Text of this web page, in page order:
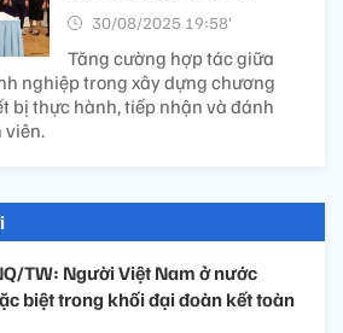
30/08/2025 19:58’
Tăng cường hợp tác giữa
nghiệp trong xây dựng chương
bị thực hành, tiếp nhận và đánh
viên.
TW: Người Việt Nam ở nước
biệt trong khối đại đoàn kết toàn